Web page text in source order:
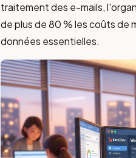
traitement des e-mails,
de plus de 80 % les coûts
données essentielles.